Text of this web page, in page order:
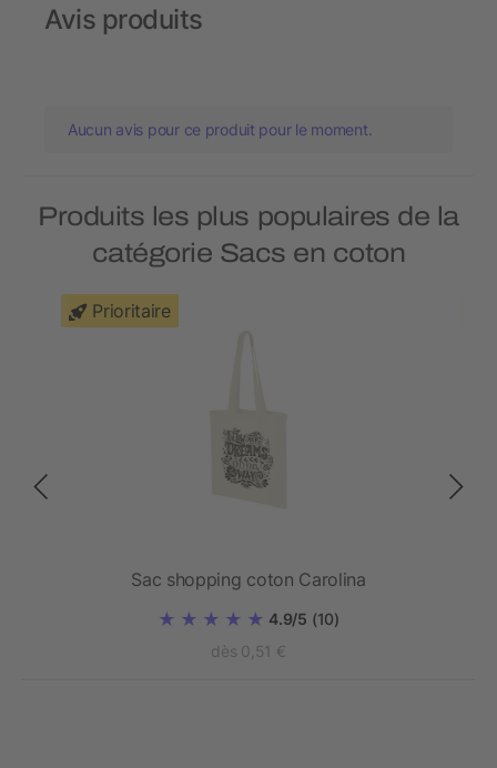
Avis produits
Aucun avis pour ce produit pour le moment.
Produits les plus populaires de la
catégorie Sacs en coton
Prioritaire
Sac shopping coton Carolina
4.9/5 (10)
dès 0,51 €